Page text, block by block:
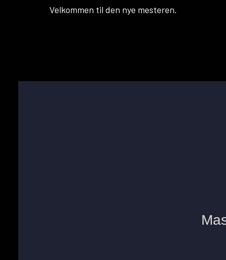
Velkommen til den nye mesteren.